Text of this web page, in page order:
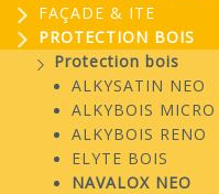
FAÇADE & ITE
PROTECTION BOIS
Protection bois
ALKYSATIN NEO
ALKYBOIS MICRO
ALKYBOIS RENO
ELYTE BOIS
NAVALOX NEO